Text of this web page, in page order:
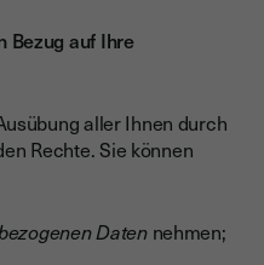
Bezug auf Ihre
aller Ihnen durch
Rechte. Sie können
Datennehmen;